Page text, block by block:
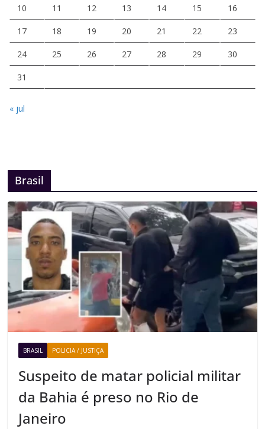
10 11 12 13 14 15 16
17 18 19 20 21 22 23
24 25 26 27 28 29 30
31
« jul
Brasil
BRASIL POLICIA / JUSTIÇA
Suspeito de matar policial militar
da Bahia é preso no Rio de
Janeiro